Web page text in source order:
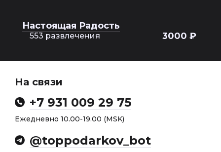
Настоящая Радость
553 развлечения 3000 ₽
На связи
+7 931 009 29 75
Ежедневно 10.00-19.00 (MSK)
@toppodarkov_bot